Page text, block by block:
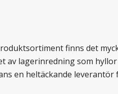
finns det
lagerinredning som
en heltäckande leverantör